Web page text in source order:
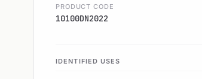
PRODUCT CODE
10100DN2022
IDENTIFIED USES